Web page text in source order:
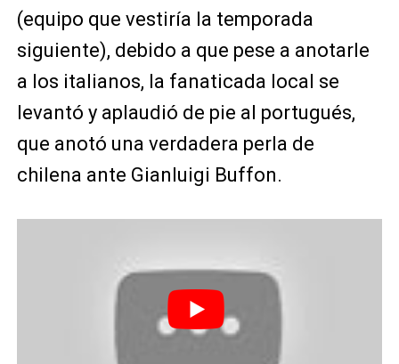
(equipo que vestiría la temporada
siguiente), debido a que pese a anotarle
a los italianos, la fanaticada local se
levantó y aplaudió de pie al portugués,
que anotó una verdadera perla de
chilena ante Gianluigi Buffon.